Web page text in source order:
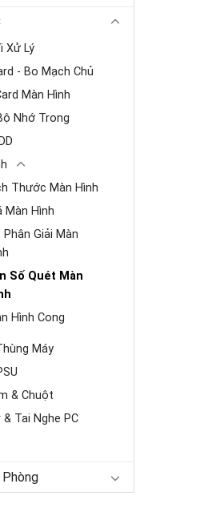
Xử Lý
- Bo Mạch Chủ
Màn Hình
Nhớ Trong
Thước Màn Hình
Màn Hình
Giải Màn
Số Quét Màn
Hình Cong
Máy
& Chuột
& Tai Nghe PC